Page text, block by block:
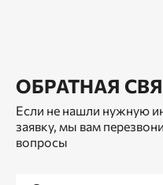
ОБРАТНАЯ
Если не нашли нужную
заявку, мы вам
вопросы